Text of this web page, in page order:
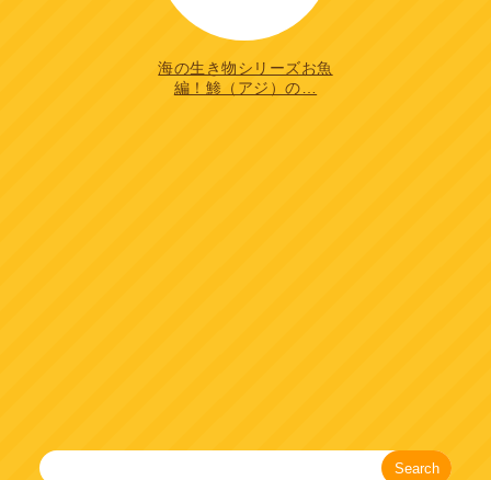
海の生き物シリーズお魚
編！鯵（アジ）の…
Search